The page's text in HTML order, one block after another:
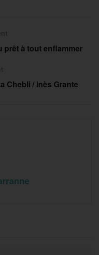
prêt à tout enflammer
Chebli / Inès Grante